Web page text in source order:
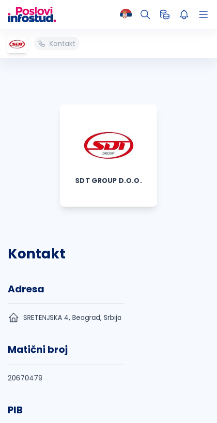
Kontakt
SDT GROUP D.O.O.
Kontakt
Adresa
SRETENJSKA 4, Beograd, Srbija
Matični broj
20670479
PIB